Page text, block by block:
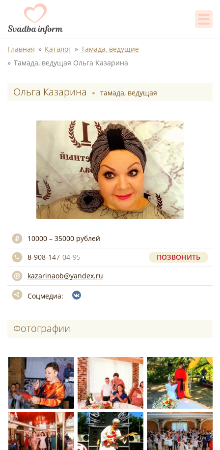
Главная Каталог
Тамада, ведущие
Тамада, ведущая Ольга Казарина
Ольга Казарина тамада, ведущая
10000 – 35000 рублей
8-908-147-04-95
ПОЗВОНИТЬ
kazarinaob@yandex.ru
Соцмедиа:
Фотографии